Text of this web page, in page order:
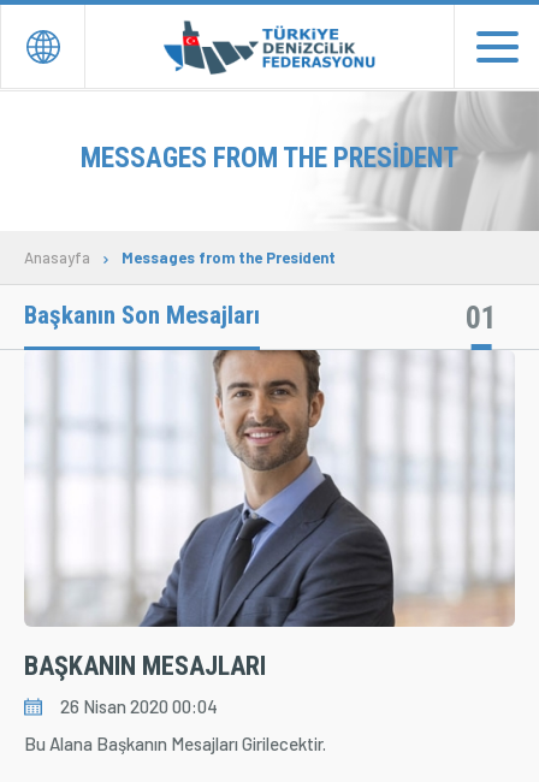
TR
EN
DERNEK ve ÜYELER
TEMSİLCİLİKLER
ÜYE İŞLEMLERİ
MESSAGES FROM THE PRESIDENT
Anasayfa Messages from the President
Başkanın Son Mesajları 01
BAŞKANIN MESAJLARI
26 Nisan 2020 00:04
Bu Alana Başkanın Mesajları Girilecektir.